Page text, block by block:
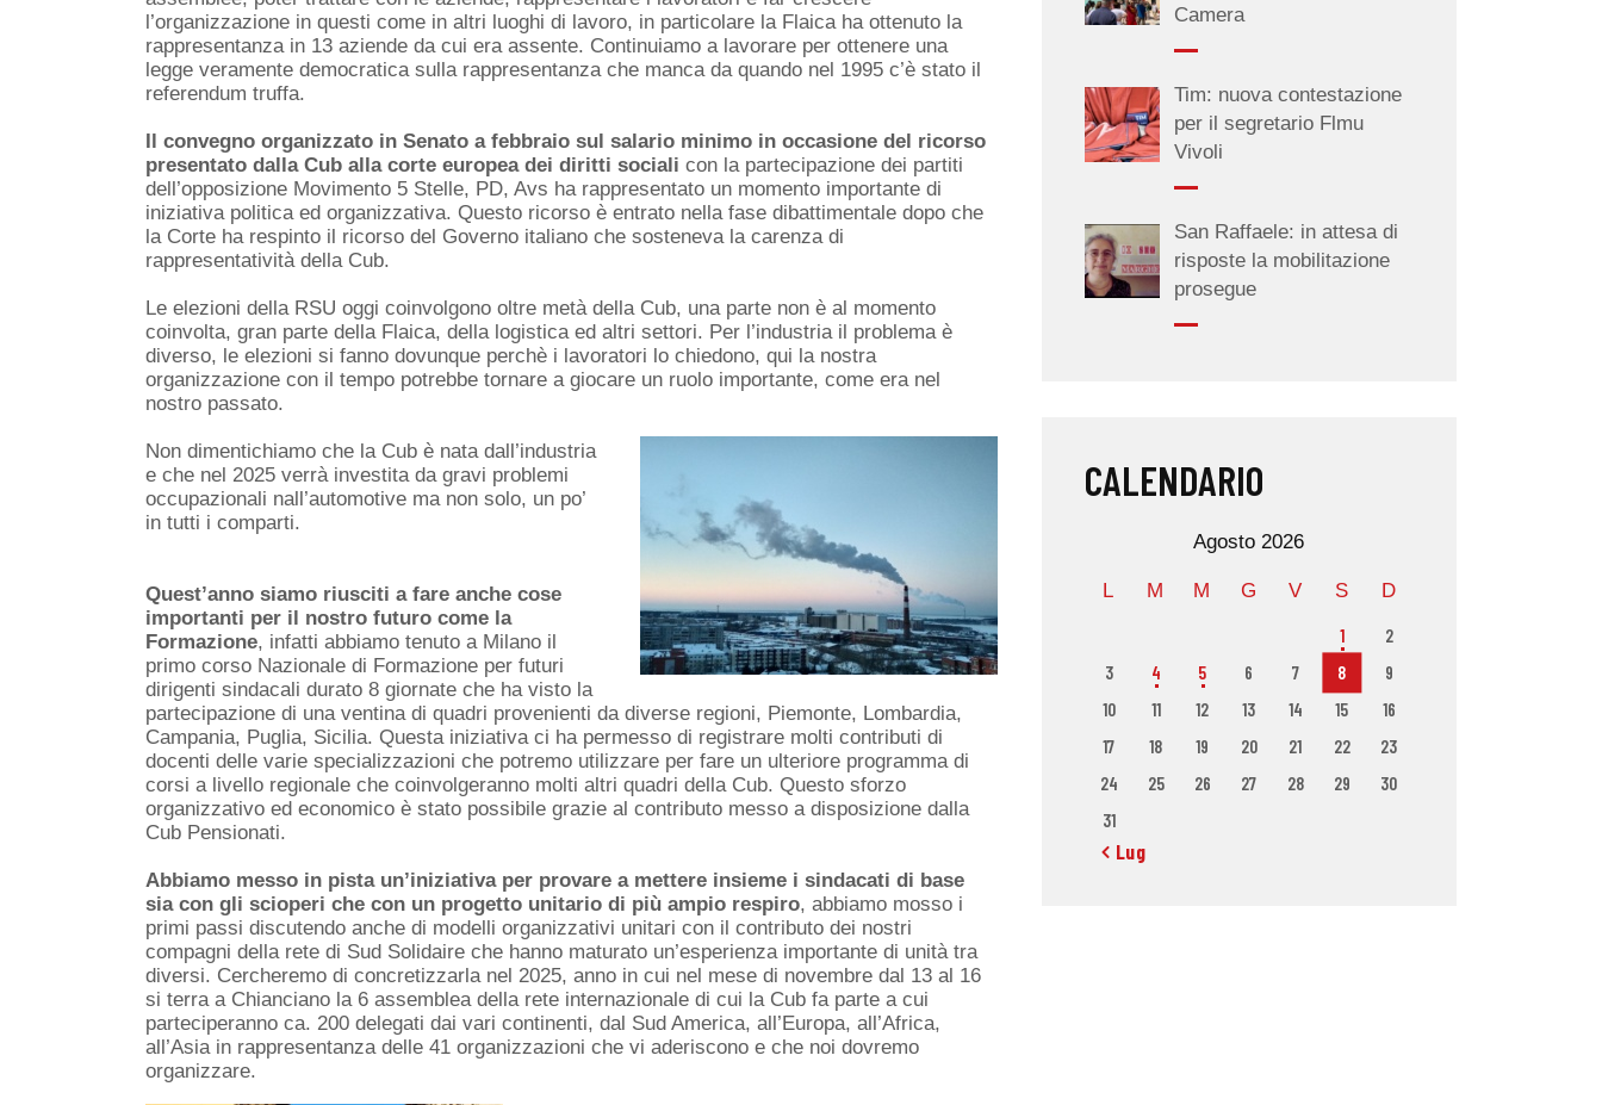
l’organizzazione in questi come in altri luoghi di lavoro, in particolare la Flaica ha ottenuto la
rappresentanza in 13 aziende da cui era assente. Continuiamo a lavorare per ottenere una
legge veramente democratica sulla rappresentanza che manca da quando nel 1995 c’è stato il
referendum truffa.
Il convegno organizzato in Senato a febbraio sul salario minimo in occasione del ricorso
presentato dalla Cub alla corte europea dei diritti sociali con la partecipazione dei partiti
dell’opposizione Movimento 5 Stelle, PD, Avs ha rappresentato un momento importante di
iniziativa politica ed organizzativa. Questo ricorso è entrato nella fase dibattimentale dopo che
la Corte ha respinto il ricorso del Governo italiano che sosteneva la carenza di
rappresentatività della Cub.
Le elezioni della RSU oggi coinvolgono oltre metà della Cub, una parte non è al momento
coinvolta, gran parte della Flaica, della logistica ed altri settori. Per l’industria il problema è
diverso, le elezioni si fanno dovunque perchè i lavoratori lo chiedono, qui la nostra
organizzazione con il tempo potrebbe tornare a giocare un ruolo importante, come era nel
nostro passato.
Non dimentichiamo che la Cub è nata dall’industria
e che nel 2025 verrà investita da gravi problemi
occupazionali nall’automotive ma non solo, un po’
in tutti i comparti.
Quest’anno siamo riusciti a fare anche cose
importanti per il nostro futuro come la
Formazione, infatti abbiamo tenuto a Milano il
primo corso Nazionale di Formazione per futuri
dirigenti sindacali durato 8 giornate che ha visto la
partecipazione di una ventina di quadri provenienti da diverse regioni, Piemonte, Lombardia,
Campania, Puglia, Sicilia. Questa iniziativa ci ha permesso di registrare molti contributi di
docenti delle varie specializzazioni che potremo utilizzare per fare un ulteriore programma di
corsi a livello regionale che coinvolgeranno molti altri quadri della Cub. Questo sforzo
organizzativo ed economico è stato possibile grazie al contributo messo a disposizione dalla
Cub Pensionati.
Abbiamo messo in pista un’iniziativa per provare a mettere insieme i sindacati di base
sia con gli scioperi che con un progetto unitario di più ampio respiro, abbiamo mosso i
primi passi discutendo anche di modelli organizzativi unitari con il contributo dei nostri
compagni della rete di Sud Solidaire che hanno maturato un’esperienza importante di unità tra
diversi. Cercheremo di concretizzarla nel 2025, anno in cui nel mese di novembre dal 13 al 16
si terra a Chianciano la 6 assemblea della rete internazionale di cui la Cub fa parte a cui
parteciperanno ca. 200 delegati dai vari continenti, dal Sud America, all’Europa, all’Africa,
all’Asia in rappresentanza delle 41 organizzazioni che vi aderiscono e che noi dovremo
organizzare.
Camera
Tim: nuova contestazione
per il segretario Flmu
Vivoli
San Raffaele: in attesa di
risposte la mobilitazione
prosegue
CALENDARIO
Agosto 2026
L M M G V S D
1
2
3
4 5 6 7 8
9
10
11 12 13 14 15
16
17
18 19 20 21 22
23
24
25 26 27 28 29
30
31
« Lug